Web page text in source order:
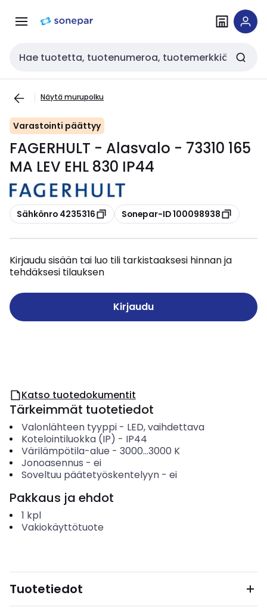
navigointiinsisältöön
Haku
Näytä murupolku
Varastointi päättyy
FAGERHULT - Alasvalo - 73310 165
MA LEV EHL 830 IP44
Kopioi
Sähkönro 4235316 Kopioi
Sonepar-ID 100098938
Kirjaudu sisään tai luo tili tarkistaaksesi hinnan ja
tehdäksesi tilauksen
Kirjaudu
Katso tuotedokumentit
Tärkeimmät tuotetiedot
Valonlähteen tyyppi- LED, vaihdettava
Kotelointiluokka (IP) - IP44
Värilämpötila-alue - 3000...3000 K
Jonoasennus - ei
Soveltuu päätetyöskentelyyn- ei
Pakkaus ja ehdot
1 kpl
Vakiokäyttötuote
Tuotetiedot